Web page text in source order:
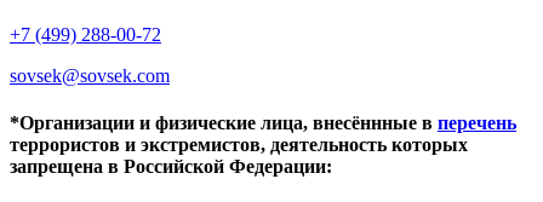
+7 (499) 288-00-72
sovsek@sovsek.com
*Организации и физические лица, внесённные в перечень
террористов и экстремистов, деятельность которых
запрещена в Российской Федерации: